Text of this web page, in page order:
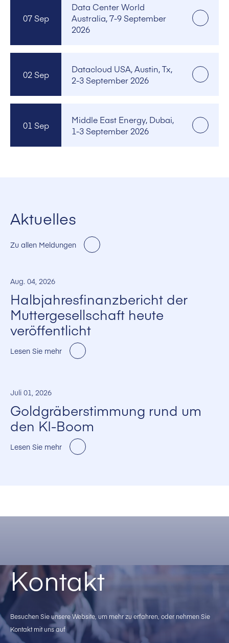
07 Sep
Data Center World
Australia, 7-9 September
2026
02 Sep
Datacloud USA, Austin, Tx,
2-3 September 2026
01 Sep
Middle East Energy, Dubai,
1-3 September 2026
Aktuelles
Zu allen Meldungen
Aug. 04, 2026
Halbjahresfinanzbericht der
Muttergesellschaft heute
veröffentlicht
Lesen Sie mehr
Juli 01, 2026
Goldgräberstimmung rund um
den KI-Boom
Lesen Sie mehr
Kontakt
Besuchen Sie unsere Website, um mehr zu erfahren, oder nehmen Sie
Kontakt mit uns auf